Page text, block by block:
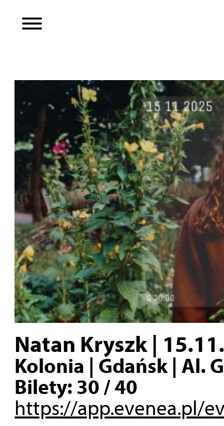
Natan Kryszk |
Kolonia | Gdańsk | Al.
Bilety: 30 / 40
https://app.evenea.pl/